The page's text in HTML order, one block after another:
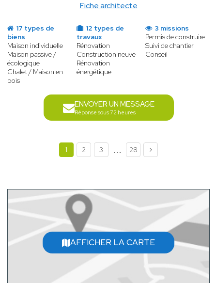
Fiche architecte
17 types de
biens
Maison individuelle
Maison passive /
écologique
Chalet / Maison en
bois
12 types de
travaux
Rénovation
Construction neuve
Rénovation
énergétique
3 missions
Permis de construire
Suivi de chantier
Conseil
ENVOYER UN MESSAGE
Réponse sous 72 heures
1 2 3 ... 28
AFFICHER LA CARTE